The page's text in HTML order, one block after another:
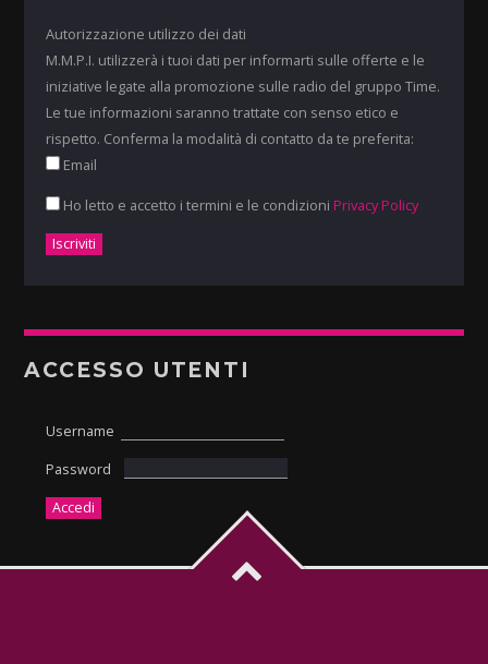
Autorizzazione utilizzo dei dati
M.M.P.I. utilizzerà i tuoi dati per informarti sulle offerte e le
iniziative legate alla promozione sulle radio del gruppo Time.
Le tue informazioni saranno trattate con senso etico e
rispetto. Conferma la modalità di contatto da te preferita:
Email
Ho letto e accetto i termini e le condizioni Privacy Policy
ACCESSO UTENTI
Username
Password